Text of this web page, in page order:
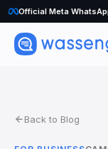
Official Meta
WhatsApp Voice Calls
Back to Blog